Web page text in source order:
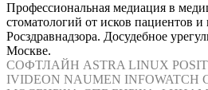
Профессиональная медиация в
стоматологий от исков пациентов и
Росздравнадзора. Досудебное
Москве.
СОФТЛАЙН ASTRA LINUX
IVIDEON NAUMEN INFOWATCH